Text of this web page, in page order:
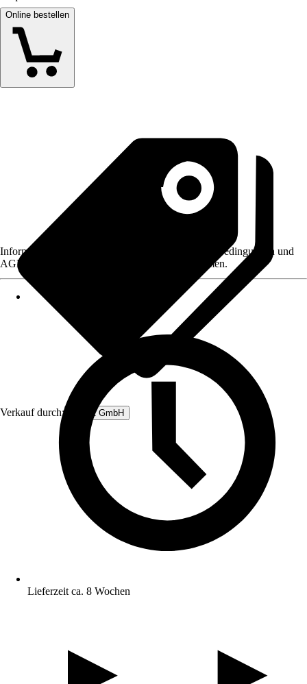
Online bestellen
Verkauf durch: Rubart GmbH
Informationen des Verkäufers, wie z. B. Rückgabebedingungen und
AGB, finden Sie bei Klick auf den Verkäufernamen.
Lieferzeit ca. 8 Wochen